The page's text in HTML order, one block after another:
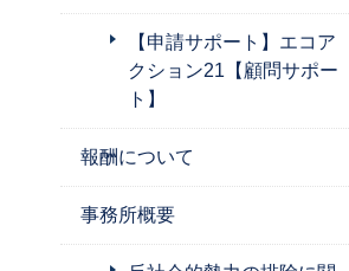
【申請サポート】エコア
クション21【顧問サポー
ト】
報酬について
事務所概要